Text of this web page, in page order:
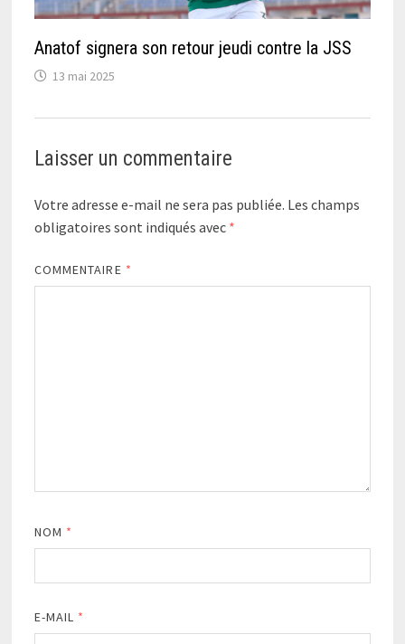
Anatof signera son retour jeudi contre la JSS
13 mai 2025
Laisser un commentaire
Votre adresse e-mail ne sera pas publiée. Les champs
obligatoires sont indiqués avec *
COMMENTAIRE *
NOM *
E-MAIL *